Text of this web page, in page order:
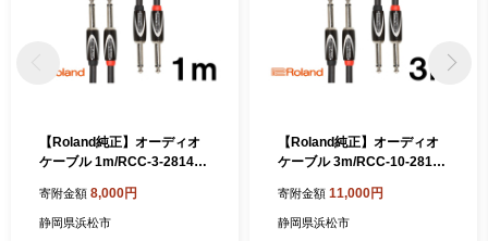
【Roland純正】オーディオ
ケーブル 1m/RCC-3-2814
用品
寄附金額 8,000円
静岡県浜松市
【Roland純正】オーディオ
ケーブル 3m/RCC-10-2814
用品
寄附金額 11,000円
静岡県浜松市